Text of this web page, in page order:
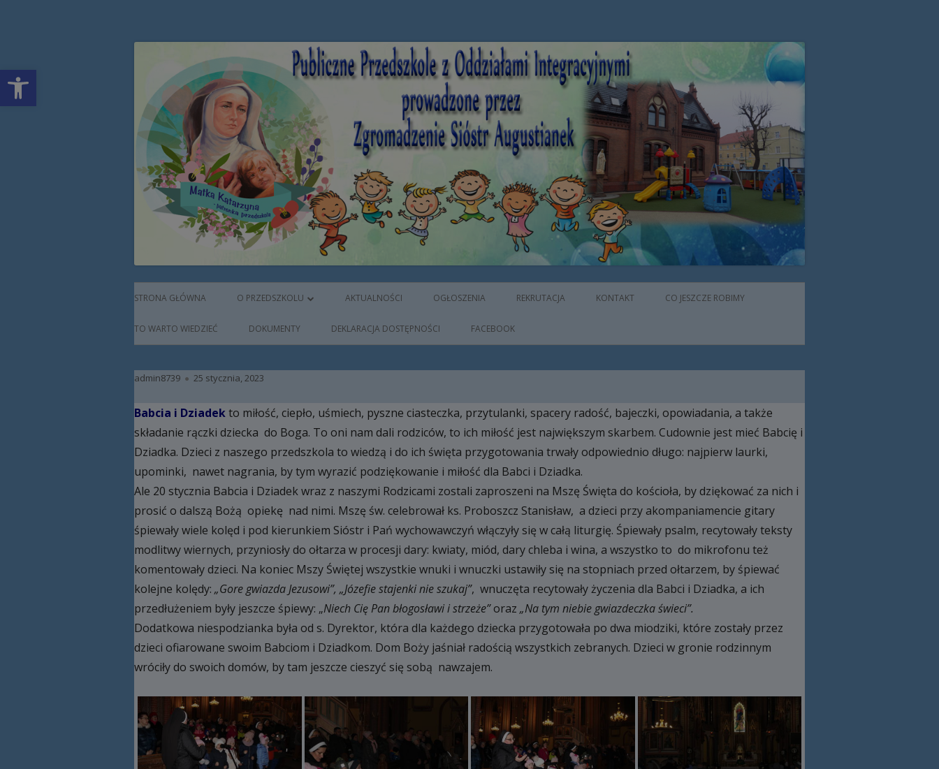
Open toolbar
Publiczne Przedszkole z Oddziałami Integracyjnymi prowadzone przez Zgromadzenie Sióstr
Augustianek
Menu
główne
STRONA GŁÓWNA O PRZEDSZKOLU
HISTORIA
RAMOWY PLAN DNIA
ZAJĘCIA
NIEPEŁNOSPRAWNYM
BAZA LOKALOWA
AKTUALNOŚCI OGŁOSZENIA REKRUTACJA KONTAKT CO JESZCZE ROBIMY
TO WARTO WIEDZIEĆ DOKUMENTY DEKLARACJA DOSTĘPNOŚCI FACEBOOK
Autor
admin8739 Opublikowano
25 stycznia, 2023
Babcia i Dziadekto miłość, ciepło, uśmiech, pyszne ciasteczka, przytulanki, spacery radość, bajeczki, opowiadania, a także
składanie rączki dziecka do Boga. To oni nam dali rodziców, to ich miłość jest największym skarbem. Cudownie jest mieć Babcię i
Dziadka. Dzieci z naszego przedszkola to wiedzą i do ich święta przygotowania trwały odpowiednio długo: najpierw laurki,
upominki, nawet nagrania, by tym wyrazić podziękowanie i miłość dla Babci i Dziadka.
Ale 20 stycznia Babcia i Dziadek wraz z naszymi Rodzicami zostali zaproszeni na Mszę Święta do kościoła, by dziękować za nich i
prosić o dalszą Bożą opiekę nad nimi. Mszę św. celebrował ks. Proboszcz Stanisław, a dzieci przy akompaniamencie gitary
śpiewały wiele kolęd i pod kierunkiem Sióstr i Pań wychowawczyń włączyły się w całą liturgię. Śpiewały psalm, recytowały teksty
modlitwy wiernych, przyniosły do ołtarza w procesji dary: kwiaty, miód, dary chleba i wina, a wszystko to do mikrofonu też
komentowały dzieci. Na koniec Mszy Świętej wszystkie wnuki i wnuczki ustawiły się na stopniach przed ołtarzem, by śpiewać
kolejne kolędy: „Gore gwiazda Jezusowi”, „Józefie stajenki nie szukaj”, wnuczęta recytowały życzenia dla Babci i Dziadka, a ich
przedłużeniem były jeszcze śpiewy: „Niech Cię Pan błogosławi i strzeże”oraz „Na tym niebie gwiazdeczka świeci”.
Dodatkowa niespodzianka była od s. Dyrektor, która dla każdego dziecka przygotowała po dwa miodziki, które zostały przez
dzieci ofiarowane swoim Babciom i Dziadkom. Dom Boży jaśniał radością wszystkich zebranych. Dzieci w gronie rodzinnym
wróciły do swoich domów, by tam jeszcze cieszyć się sobą nawzajem.